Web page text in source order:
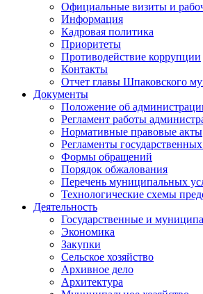
Официальные визиты и
Информация
Кадровая политика
Приоритеты
Противодействие коррупции
Контакты
Отчет главы Шпаковского
Документы
Положение об
Регламент работы
Нормативные правовые акты
Регламенты
Формы обращений
Порядок обжалования
Перечень муниципальных
Технологические схемы
Деятельность
Государственные и
Экономика
Закупки
Сельское хозяйство
Архивное дело
Архитектура